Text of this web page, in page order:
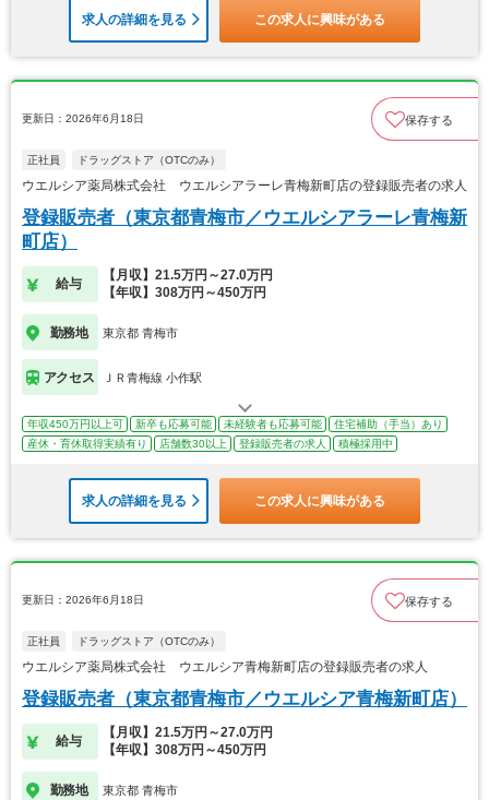
求人の詳細を見る この求人に興味がある
更新日：2026年6月18日 保存する
正社員 ドラッグストア（OTCのみ）
ウエルシア薬局株式会社 ウエルシアラーレ青梅新町店の登録販売者の求人
登録販売者（東京都青梅市／ウエルシアラーレ青梅新
町店）
給与
【月収】21.5万円～27.0万円
【年収】308万円～450万円
勤務地 東京都 青梅市
アクセス ＪＲ青梅線 小作駅
年収450万円以上可 新卒も応募可能 未経験者も応募可能
住宅補助（手当）あり
産休・育休取得実績有り
店舗数30以上 登録販売者の求人 積極採用中
求人の詳細を見る この求人に興味がある
更新日：2026年6月18日 保存する
正社員 ドラッグストア（OTCのみ）
ウエルシア薬局株式会社 ウエルシア青梅新町店の登録販売者の求人
登録販売者（東京都青梅市／ウエルシア青梅新町店）
給与
【月収】21.5万円～27.0万円
【年収】308万円～450万円
勤務地 東京都 青梅市